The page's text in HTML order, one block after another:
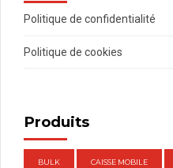
Politique de confidentialité
Politique de cookies
Produits
BULK CAISSE MOBILE